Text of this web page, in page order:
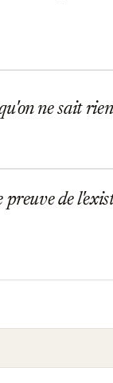
ne sait
de